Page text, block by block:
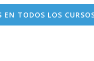
TODOS LOS